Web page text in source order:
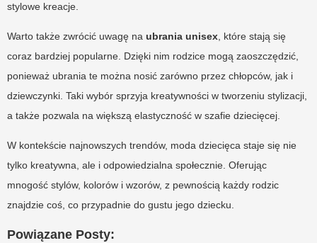
stylowe kreacje.
Warto także zwrócić uwagę na ubrania unisex, które stają się
coraz bardziej popularne. Dzięki nim rodzice mogą zaoszczędzić,
ponieważ ubrania te można nosić zarówno przez chłopców, jak i
dziewczynki. Taki wybór sprzyja kreatywności w tworzeniu stylizacji,
a także pozwala na większą elastyczność w szafie dziecięcej.
W kontekście najnowszych trendów, moda dziecięca staje się nie
tylko kreatywna, ale i odpowiedzialna społecznie. Oferując
mnogość stylów, kolorów i wzorów, z pewnością każdy rodzic
znajdzie coś, co przypadnie do gustu jego dziecku.
Powiązane Posty: